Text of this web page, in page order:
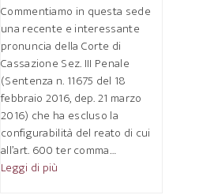
Commentiamo in questa sede
una recente e interessante
pronuncia della Corte di
Cassazione Sez. III Penale
(Sentenza n. 11675 del 18
febbraio 2016, dep. 21 marzo
2016) che ha escluso la
configurabilità del reato di cui
all’art. 600 ter comma…
Leggi di più